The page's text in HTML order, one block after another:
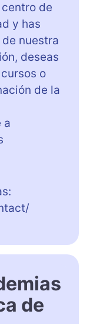
de
y has
nuestra
deseas
o
de la
a
de